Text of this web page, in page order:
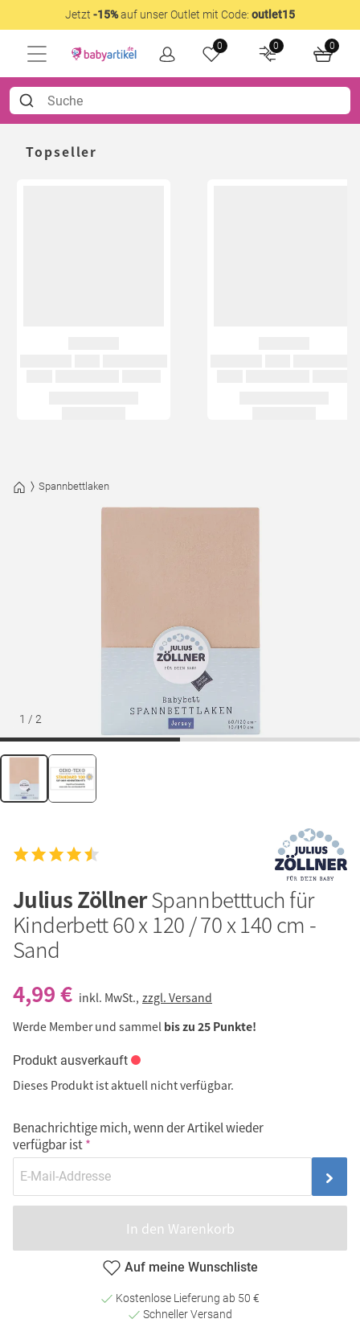
Jetzt -15%auf unser Outlet mit Code: outlet15
0 0 0
Topseller
Spannbettlaken
1 / 2
Julius ZöllnerSpannbetttuch für
Kinderbett 60 x 120 / 70 x 140 cm -
Sand
4,99 € inkl. MwSt., zzgl. Versand
Werde Member und sammel bis zu 25 Punkte!
Produkt ausverkauft
Dieses Produkt ist aktuell nicht verfügbar.
Benachrichtige mich, wenn der Artikel wieder
verfügbar ist
In den Warenkorb
Auf meine Wunschliste
Kostenlose Lieferung ab 50 €
Schneller Versand